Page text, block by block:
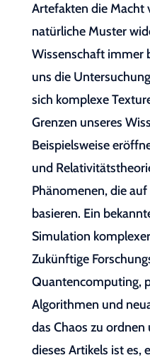
Artefakten die Macht
natürliche Muster
Wissenschaft immer
uns die
sich komplexe
Grenzen unseres
Beispielsweise
und
Phänomenen, die
basieren. Ein
Simulation
Zukünftige
Quantencomputing,
Algorithmen und
das Chaos zu
dieses Artikels ist es,